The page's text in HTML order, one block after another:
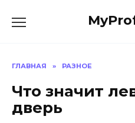
ГЛАВНАЯ » РАЗНОЕ
Что значит
дверь